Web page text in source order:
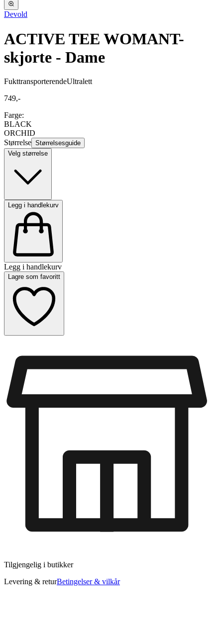
Devold
ACTIVE TEE WOMANT-
skjorte - Dame
FukttransporterendeUltralett
749,-
Farge:
BLACK
ORCHID
Størrelse Størrelsesguide
Velg størrelse
Legg i handlekurv
Legg i handlekurv
Lagre som favoritt
Tilgjengelig i butikker
Levering & returBetingelser & vilkår